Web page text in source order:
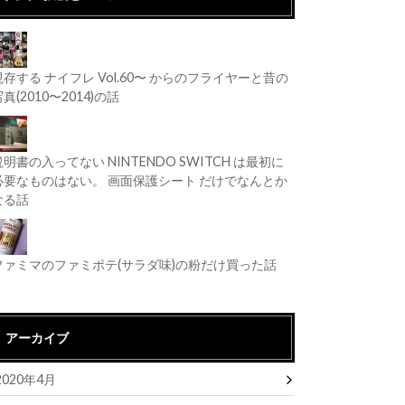
存する ナイフレ Vol.60〜 からのフライヤーと昔の
真(2010〜2014)の話
明書の入ってない NINTENDO SWITCH は最初に
要なものはない。 画面保護シート だけでなんとか
る話
ァミマのファミポテ(サラダ味)の粉だけ買った話
アーカイブ
年4月